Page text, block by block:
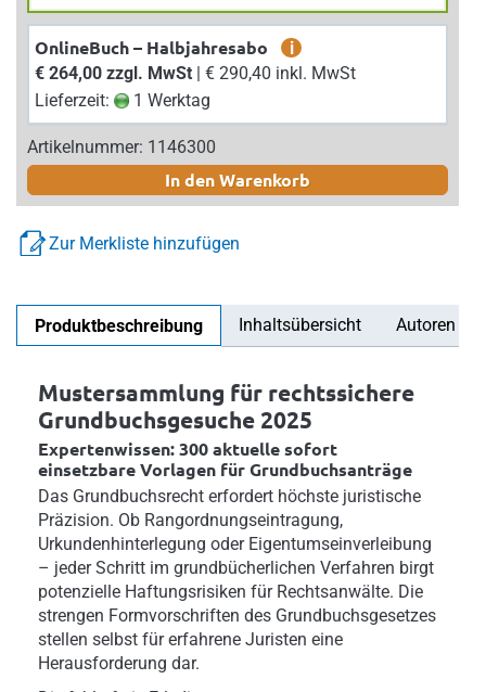
OnlineBuch – Halbjahresabo
i
€ 264,00 zzgl. MwSt
| € 290,40 inkl. MwSt
Lieferzeit:
1 Werktag
Artikelnummer: 1146300
In den Warenkorb
Zur Merkliste hinzufügen
Produktbeschreibung Inhaltsübersicht Autoren
Mustersammlung für rechtssichere
Grundbuchsgesuche 2025
Expertenwissen: 300 aktuelle sofort
einsetzbare Vorlagen für Grundbuchsanträge
Das Grundbuchsrecht erfordert höchste juristische
Präzision. Ob Rangordnungseintragung,
Urkundenhinterlegung oder Eigentumseinverleibung
– jeder Schritt im grundbücherlichen Verfahren birgt
potenzielle Haftungsrisiken für Rechtsanwälte. Die
strengen Formvorschriften des Grundbuchsgesetzes
stellen selbst für erfahrene Juristen eine
Herausforderung dar.